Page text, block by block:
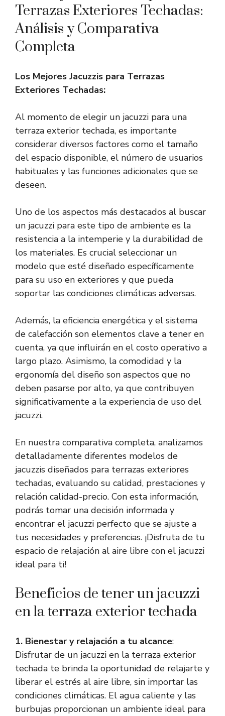
Terrazas Exteriores Techadas:
Análisis y Comparativa
Completa
Los Mejores Jacuzzis para Terrazas
Exteriores Techadas:
Al momento de elegir un jacuzzi para una
terraza exterior techada, es importante
considerar diversos factores como el tamaño
del espacio disponible, el número de usuarios
habituales y las funciones adicionales que se
deseen.
Uno de los aspectos más destacados al buscar
un jacuzzi para este tipo de ambiente es la
resistencia a la intemperie y la durabilidad de
los materiales. Es crucial seleccionar un
modelo que esté diseñado específicamente
para su uso en exteriores y que pueda
soportar las condiciones climáticas adversas.
Además, la eficiencia energética y el sistema
de calefacción son elementos clave a tener en
cuenta, ya que influirán en el costo operativo a
largo plazo. Asimismo, la comodidad y la
ergonomía del diseño son aspectos que no
deben pasarse por alto, ya que contribuyen
significativamente a la experiencia de uso del
jacuzzi.
En nuestra comparativa completa, analizamos
detalladamente diferentes modelos de
jacuzzis diseñados para terrazas exteriores
techadas, evaluando su calidad, prestaciones y
relación calidad-precio. Con esta información,
podrás tomar una decisión informada y
encontrar el jacuzzi perfecto que se ajuste a
tus necesidades y preferencias. ¡Disfruta de tu
espacio de relajación al aire libre con el jacuzzi
ideal para ti!
Beneficios de tener un jacuzzi
en la terraza exterior techada
1. Bienestar y relajación a tu alcance:
Disfrutar de un jacuzzi en la terraza exterior
techada te brinda la oportunidad de relajarte y
liberar el estrés al aire libre, sin importar las
condiciones climáticas. El agua caliente y las
burbujas proporcionan un ambiente ideal para